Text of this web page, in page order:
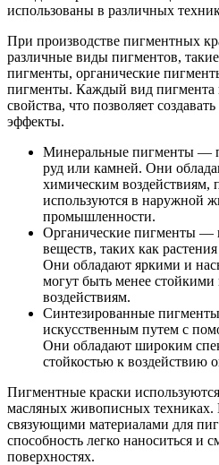
использованы в различных
При производстве пигментных
различные виды пигментов,
пигменты, органические
пигменты. Каждый вид пигмента
свойства, что позволяет
эффекты.
Минеральные пигменты —
руд или камней. Они
химическим воздействиям,
используются в наружной
промышленности.
Органические пигменты —
веществ, таких как
Они обладают яркими и
могут быть менее стойкими
воздействиям.
Синтезированные
искусственным путем с
Они обладают широким
стойкостью к воздействию
Пигментные краски
масляных живописных техниках.
связующими материалами для
способность легко наноситься и
поверхностях.